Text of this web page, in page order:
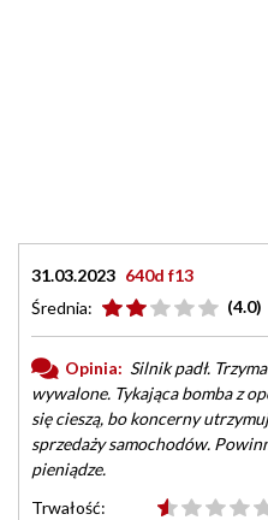
31.03.2023 640d f13
Średnia:
(4.0)
Opinia: Silnik padł.
wywalone. Tykająca bomba z
się cieszą, bo koncerny
sprzedaży samochodów.
pieniądze.
Trwałość: